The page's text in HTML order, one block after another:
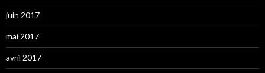
juin 2017
mai 2017
avril 2017